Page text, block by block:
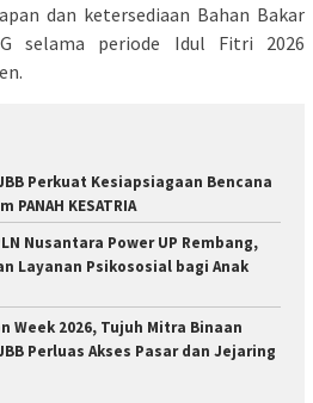
dan ketersediaan Bahan Bakar
selama periode Idul Fitri 2026
Perkuat Kesiapsiagaan Bencana
KESATRIA
Nusantara Power UP Rembang,
Layanan Psikososial bagi Anak
Week 2026, Tujuh Mitra Binaan
Perluas Akses Pasar dan Jejaring